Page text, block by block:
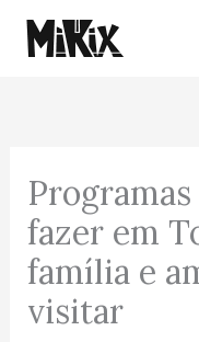
para
fazer em
família e
visitar